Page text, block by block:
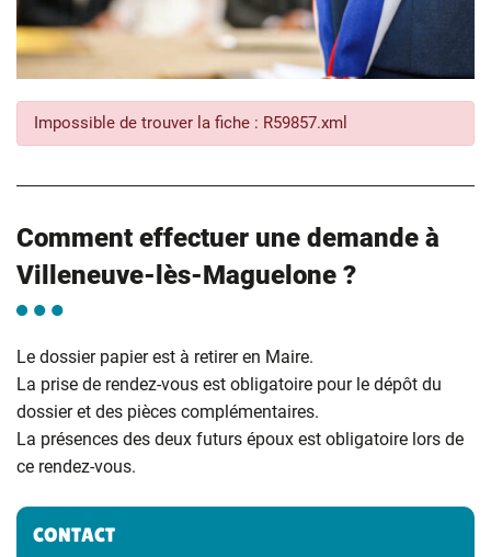
Impossible de trouver la fiche : R59857.xml
Comment effectuer une demande à
Villeneuve-lès-Maguelone ?
Le dossier papier est à retirer en Maire.
La prise de rendez-vous est obligatoire pour le dépôt du
dossier et des pièces complémentaires.
La présences des deux futurs époux est obligatoire lors de
ce rendez-vous.
Informations complémentaires
CONTACT